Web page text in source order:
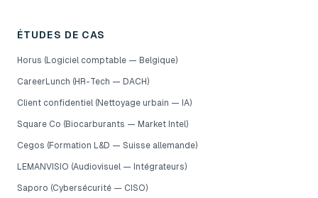
ÉTUDES DE CAS
Horus (Logiciel comptable — Belgique)
CareerLunch (HR-Tech — DACH)
Client confidentiel (Nettoyage urbain — IA)
Square Co (Biocarburants — Market Intel)
Cegos (Formation L&D — Suisse allemande)
LEMANVISIO (Audiovisuel — Intégrateurs)
Saporo (Cybersécurité — CISO)